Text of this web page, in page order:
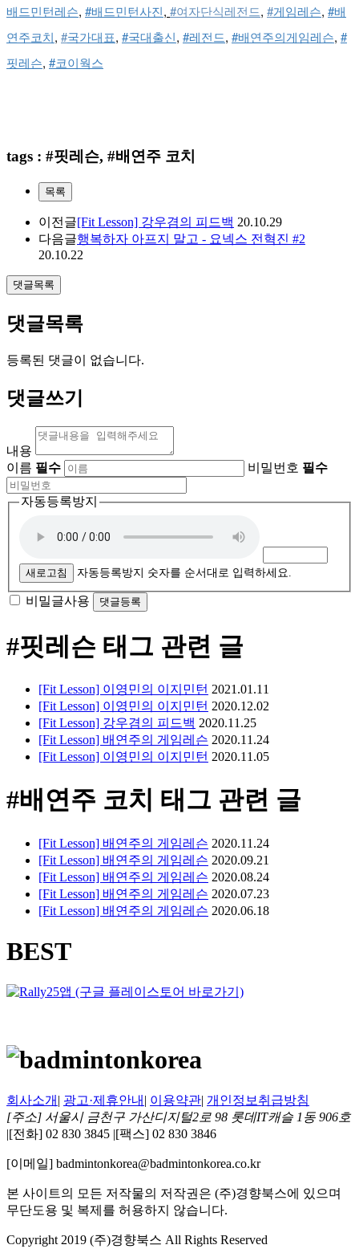
배드민턴레슨, #배드민턴사진, #여자단식레전드, #게임레슨, #배
연주코치, #국가대표, #국대출신, #레전드, #배연주의게임레슨, #
핏레슨, #코이웍스
tags : #핏레슨, #배연주 코치
목록
이전글[Fit Lesson] 강우겸의 피드백 20.10.29
다음글행복하자 아프지 말고 - 요넥스 전혁진 #2
20.10.22
댓글목록
댓글목록
등록된 댓글이 없습니다.
댓글쓰기
내용
이름 필수 비밀번호 필수
자동등록방지
새로고침 자동등록방지 숫자를 순서대로 입력하세요.
비밀글사용
#핏레슨 태그 관련 글
[Fit Lesson] 이영민의 이지민턴 2021.01.11
[Fit Lesson] 이영민의 이지민턴 2020.12.02
[Fit Lesson] 강우겸의 피드백 2020.11.25
[Fit Lesson] 배연주의 게임레슨 2020.11.24
[Fit Lesson] 이영민의 이지민턴 2020.11.05
#배연주 코치 태그 관련 글
[Fit Lesson] 배연주의 게임레슨 2020.11.24
[Fit Lesson] 배연주의 게임레슨 2020.09.21
[Fit Lesson] 배연주의 게임레슨 2020.08.24
[Fit Lesson] 배연주의 게임레슨 2020.07.23
[Fit Lesson] 배연주의 게임레슨 2020.06.18
BEST
회사소개 | 광고·제휴안내 | 이용약관| 개인정보취급방침
[주소] 서울시 금천구 가산디지털2로 98 롯데IT캐슬 1동 906호
|[전화] 02 830 3845 |[팩스] 02 830 3846
[이메일] badmintonkorea@badmintonkorea.co.kr
본 사이트의 모든 저작물의 저작권은 (주)경향북스에 있으며
무단도용 및 복제를 허용하지 않습니다.
Copyright 2019 (주)경향북스 All Rights Reserved